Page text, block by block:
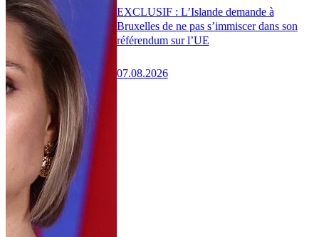
EXCLUSIF : L’Islande demande à
Bruxelles de ne pas s’immiscer dans son
référendum sur l’UE
07.08.2026